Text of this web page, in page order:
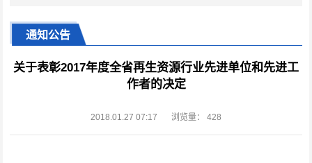
通知公告
关于表彰2017年度全省再生资源行业先进单位和先进工
作者的决定
2018.01.27 07:17 浏览量： 428